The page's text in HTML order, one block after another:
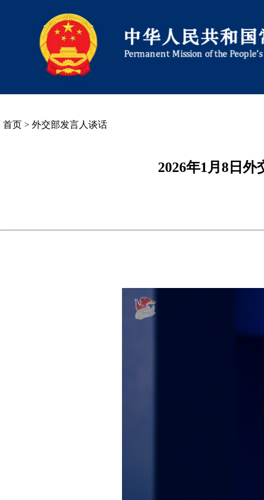
首页 > 外交部发言人谈话
2026年1月8日